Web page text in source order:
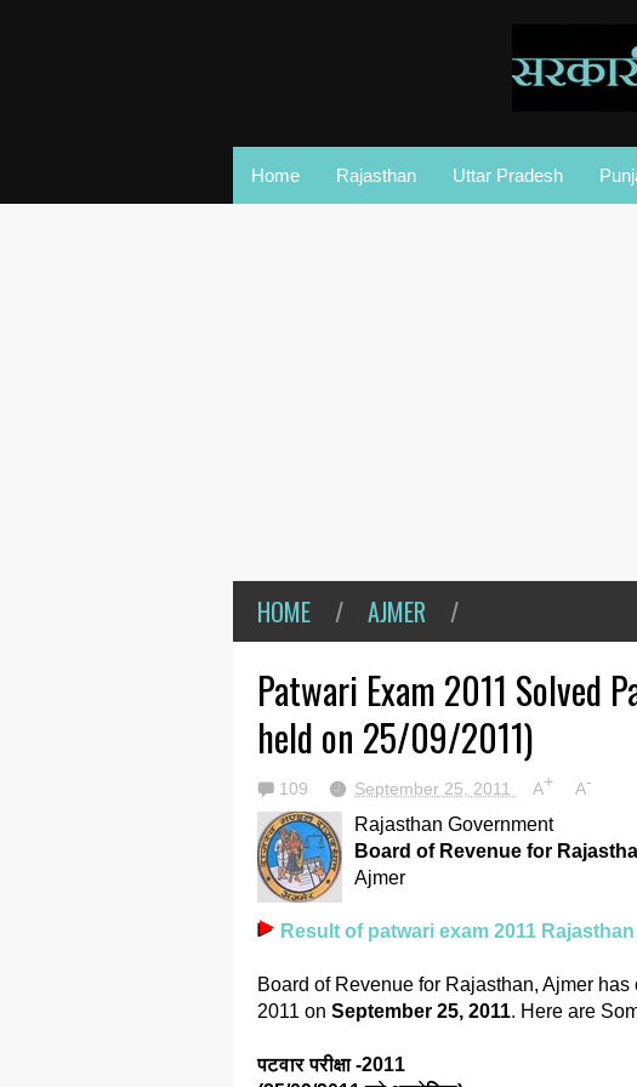
Home Rajasthan Uttar Pradesh
HOME / AJMER /
Patwari Exam 2011 Solved
held on 25/09/2011)
109 September 25, 2011 A+ A-
Rajasthan Government
Board of Revenue for
Ajmer
Result of patwari exam 2011
Board of Revenue for Rajasthan, Ajmer
2011 on September 25, 2011. Here are
पटवार परीक्षा -2011